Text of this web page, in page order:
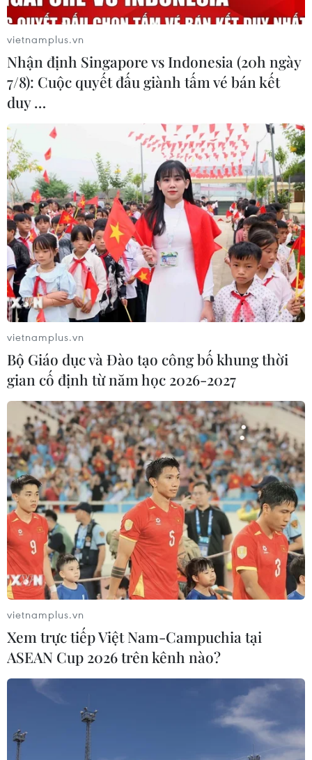
Liên tiếp xảy ra 3 vụ tai nạn giao thông
nghiêm trọng làm 3 người tử vong
19/09/2025 07:36
Trên tuyến ĐT.830 thuộc địa phận xã Đức Hòa, tỉnh Tây
Ninh xảy ra 3 vụ tai nạn giao thông nghiêm trọng khiến
3 nạn nhân tử vong tại chỗ.
vietnamplus.vn
Nhận định Singapore vs Indonesia (20h ngày
7/8): Cuộc quyết đấu giành tấm vé bán kết
duy …
vietnamplus.vn
Bộ Giáo dục và Đào tạo công bố khung thời
gian cố định từ năm học 2026-2027
vietnamplus.vn
Xem trực tiếp Việt Nam-Campuchia tại
ASEAN Cup 2026 trên kênh nào?